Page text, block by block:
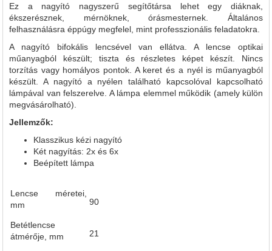
Ez a nagyító nagyszerű segítőtársa lehet egy diáknak,
ékszerésznek, mérnöknek, órásmesternek. Általános
felhasználásra éppúgy megfelel, mint professzionális feladatokra.
A nagyító bifokális lencsével van ellátva. A lencse optikai
műanyagból készült; tiszta és részletes képet készít. Nincs
torzítás vagy homályos pontok. A keret és a nyél is műanyagból
készült. A nagyító a nyélen található kapcsolóval kapcsolható
lámpával van felszerelve. A lámpa elemmel működik (amely külön
megvásárolható).
Jellemzők:
Klasszikus kézi nagyító
Két nagyítás: 2x és 6x
Beépített lámpa
Lencse méretei,
mm
90
Betétlencse
átmérője, mm
21